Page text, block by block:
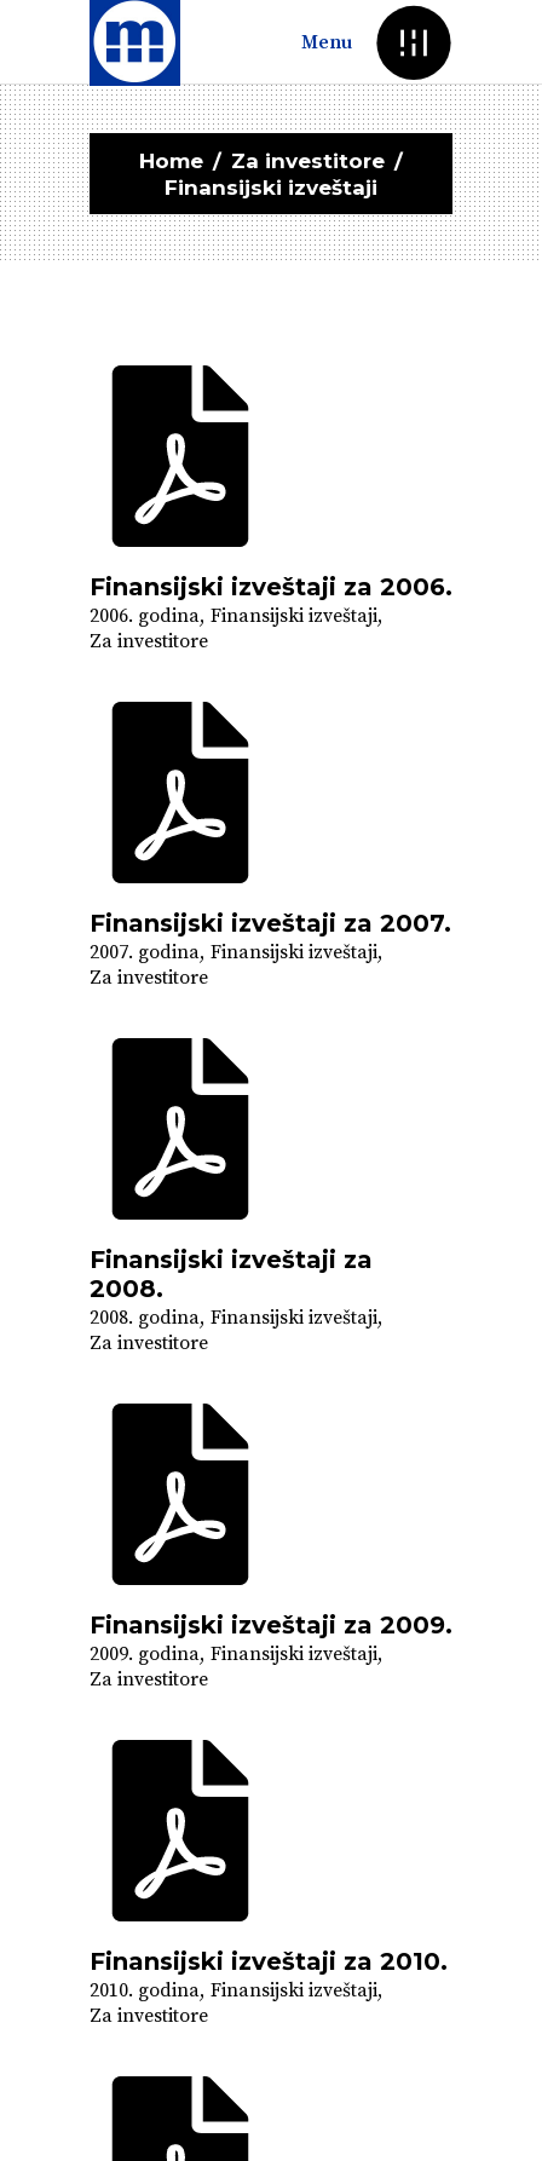
Menu
Home / Za investitore /
Finansijski izveštaji
Finansijski izveštaji za 2006.
2006. godina Finansijski izveštaji
Za investitore
Finansijski izveštaji za 2007.
2007. godina Finansijski izveštaji
Za investitore
Finansijski izveštaji za
2008.
2008. godina Finansijski izveštaji
Za investitore
Finansijski izveštaji za 2009.
2009. godina Finansijski izveštaji
Za investitore
Finansijski izveštaji za 2010.
2010. godina Finansijski izveštaji
Za investitore